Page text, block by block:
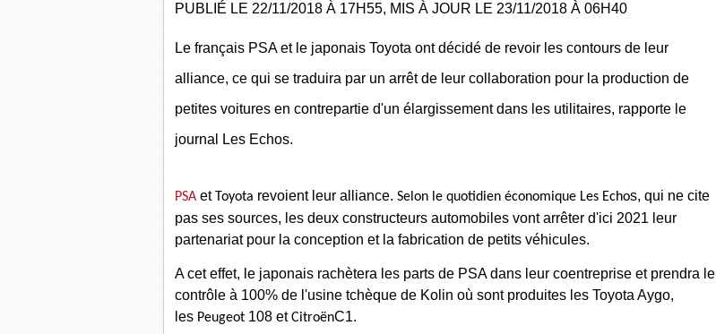
PUBLIÉ LE 22/11/2018 À 17H55, MIS À JOUR LE 23/11/2018 À 06H40
Le français PSA et le japonais Toyota ont décidé de revoir les contours de leur
alliance, ce qui se traduira par un arrêt de leur collaboration pour la production de
petites voitures en contrepartie d'un élargissement dans les utilitaires, rapporte le
journal Les Echos.
PSA et Toyota revoient leur alliance. Selon le quotidien économique Les Echos, qui ne cite
pas ses sources, les deux constructeurs automobiles vont arrêter d'ici 2021 leur
partenariat pour la conception et la fabrication de petits véhicules.
A cet effet, le japonais rachètera les parts de PSA dans leur coentreprise et prendra le
contrôle à 100% de l'usine tchèque de Kolin où sont produites les Toyota Aygo,
les Peugeot 108 etCitroënC1.